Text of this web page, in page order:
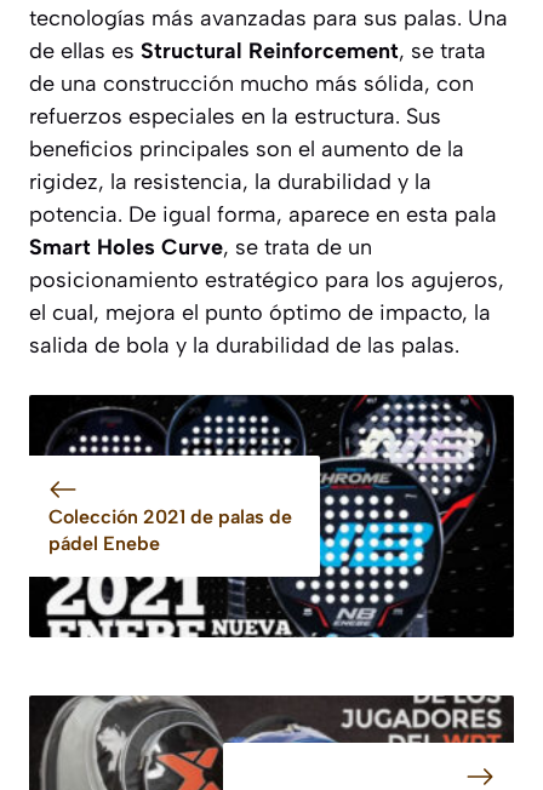
tecnologías más avanzadas para sus palas. Una
de ellas es Structural Reinforcement, se trata
de una construcción mucho más sólida, con
refuerzos especiales en la estructura. Sus
beneficios principales son el aumento de la
rigidez, la resistencia, la durabilidad y la
potencia. De igual forma, aparece en esta pala
Smart Holes Curve, se trata de un
posicionamiento estratégico para los agujeros,
el cual, mejora el punto óptimo de impacto, la
salida de bola y la durabilidad de las palas.
Colección 2021 de palas de
pádel Enebe